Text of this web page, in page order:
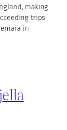
making
trips
in